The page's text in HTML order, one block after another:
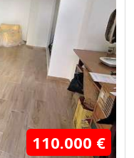
110.000 €